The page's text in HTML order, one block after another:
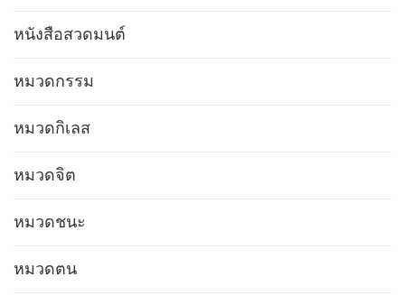
หนังสือสวดมนต์
หมวดกรรม
หมวดกิเลส
หมวดจิต
หมวดชนะ
หมวดตน